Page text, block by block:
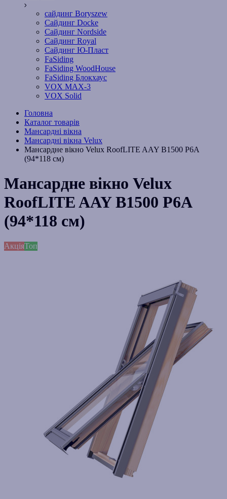
сайдинг Boryszew
Сайдинг Docke
Сайдинг Nordside
Сайдинг Royal
Сайдинг Ю-Пласт
FaSiding
FaSiding WoodHouse
FaSiding Блокхаус
VOX MAX-3
VOX Solid
Головна
Каталог товарів
Мансардні вікна
Мансардні вікна Velux
Мансардне вікно Velux RoofLITE AAY B1500 P6A
(94*118 см)
Мансардне вікно Velux
RoofLITE AAY B1500 P6A
(94*118 см)
АкціяТоп